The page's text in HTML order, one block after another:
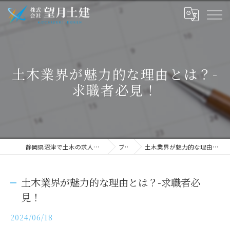
土木業界が魅力的な理由とは？-
求職者必見！
静岡県沼津で土木の求人なら株式会社望月土建 ブログ 土木業界が魅力的な理由とは？-求職者必見！
土木業界が魅力的な理由とは？-求職者必
見！
2024/06/18